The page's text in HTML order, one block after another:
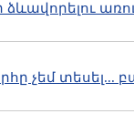
չեմ տեսել...